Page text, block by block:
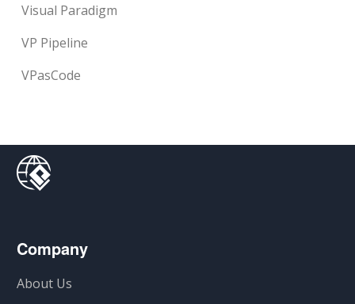
Visual Paradigm
VP Pipeline
VPasCode
Company
About Us